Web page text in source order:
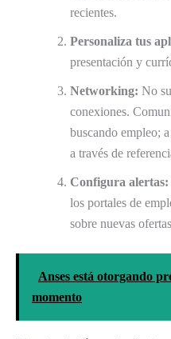
recientes.
Personaliza tus
presentación y
Networking: No
conexiones.
buscando empleo;
a través de
Configura alertas:
los portales de
sobre nuevas
Anses está otorgando
momento